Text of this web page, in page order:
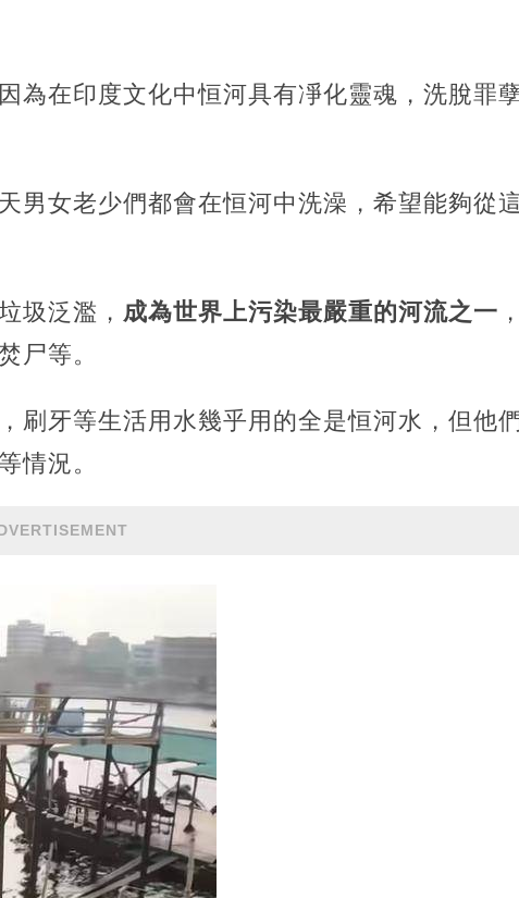
為在印度文化中恒河具有凈化靈魂，洗脫罪
男女老少們都會在恒河中洗澡，希望能夠從這
圾泛濫， 成為世界上污染最嚴重的河流之一 ，
尸等。
刷牙等生活用水幾乎用的全是恒河水，但他
情況。